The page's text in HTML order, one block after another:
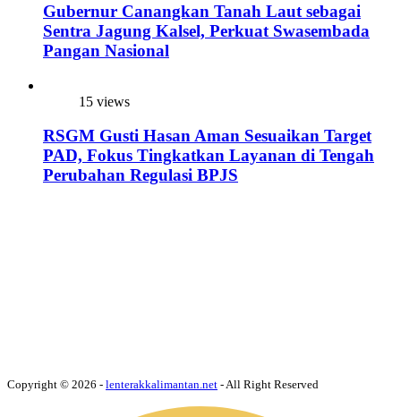
Gubernur Canangkan Tanah Laut sebagai
Sentra Jagung Kalsel, Perkuat Swasembada
Pangan Nasional
15 views
RSGM Gusti Hasan Aman Sesuaikan Target
PAD, Fokus Tingkatkan Layanan di Tengah
Perubahan Regulasi BPJS
Copyright © 2026 - lenterakkalimantan.net - All Right Reserved